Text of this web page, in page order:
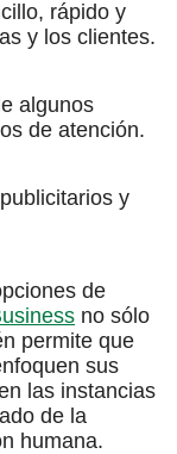
rápido y
y los clientes.
algunos
de atención.
y
de
no sólo
permite que
sus
las instancias
de la
humana.